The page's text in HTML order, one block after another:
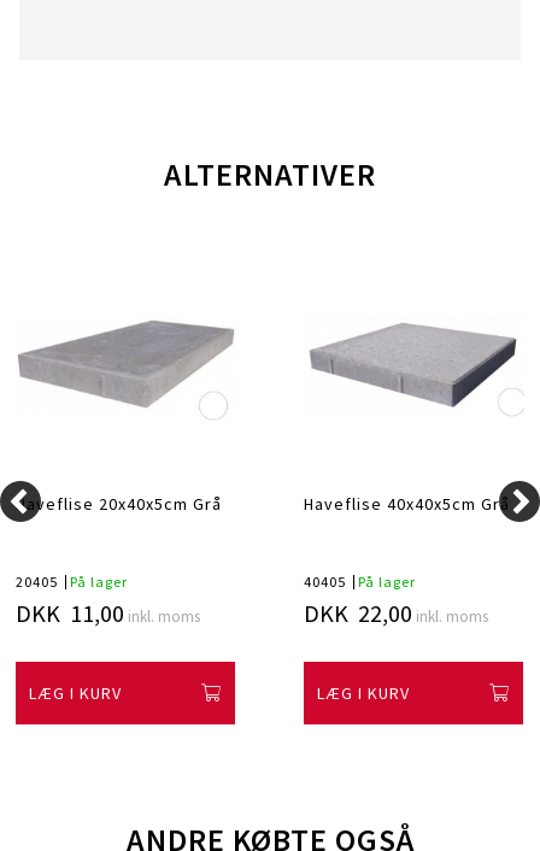
ALTERNATIVER
Haveflise 20x40x5cm Grå
20405 På lager
DKK 11,00 inkl. moms
LÆG I KURV
Haveflise 40x40x5cm Grå
40405 På lager
DKK 22,00 inkl. moms
LÆG I KURV
ANDRE KØBTE OGSÅ